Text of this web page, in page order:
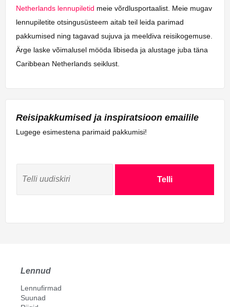
Netherlands lennupiletid meie võrdlusportaalist. Meie mugav
lennupiletite otsingusüsteem aitab teil leida parimad
pakkumised ning tagavad sujuva ja meeldiva reisikogemuse.
Ärge laske võimalusel mööda libiseda ja alustage juba täna
Caribbean Netherlands seiklust.
Reisipakkumised ja inspiratsioon emailile
Lugege esimestena parimaid pakkumisi!
Telli
Lennud
Lennufirmad
Suunad